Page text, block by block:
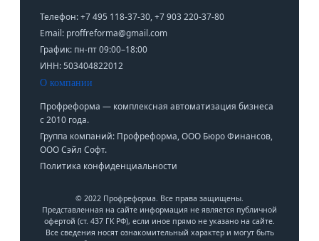
Телефон: +7 495 118-37-30, +7 903 220-37-80
Email: proffreforma@gmail.com
График: пн-пт 09:00–18:00
ИНН: 503404822012
О компании
Профреформа — комплексная автоматизация бизнеса
с 2010 года.
Группа компаний: Профреформа, ООО Бюро Финансов,
ООО Сэйл Софт.
Политика конфиденциальности
© 2022 Профреформа. Все права защищены.
Представленная на сайте информация не является публичной
офертой (ст. 437 ГК РФ), если иное прямо не указано на сайте.
Все сведения носят ознакомительный характер и могут быть